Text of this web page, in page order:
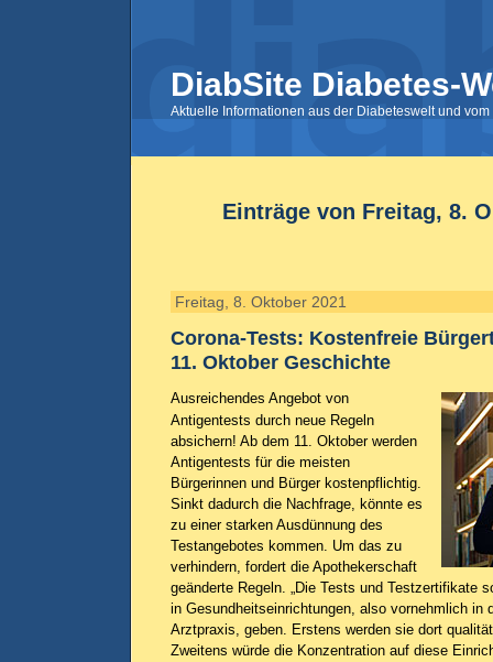
DiabSite Diabetes-
Aktuelle Informationen aus der Diabeteswelt und
Einträge von Freitag, 8.
Freitag, 8. Oktober 2021
Corona-Tests: Kostenfreie
11. Oktober Geschichte
Ausreichendes Angebot von
Antigentests durch neue Regeln
absichern! Ab dem 11. Oktober werden
Antigentests für die meisten
Bürgerinnen und Bürger kostenpflichtig.
Sinkt dadurch die Nachfrage, könnte es
zu einer starken Ausdünnung des
Testangebotes kommen. Um das zu
verhindern, fordert die Apothekerschaft
geänderte Regeln. „Die Tests und Testzertifikate
in Gesundheitseinrichtungen, also vornehmlich in
Arztpraxis, geben. Erstens werden sie dort
Zweitens würde die Konzentration auf diese